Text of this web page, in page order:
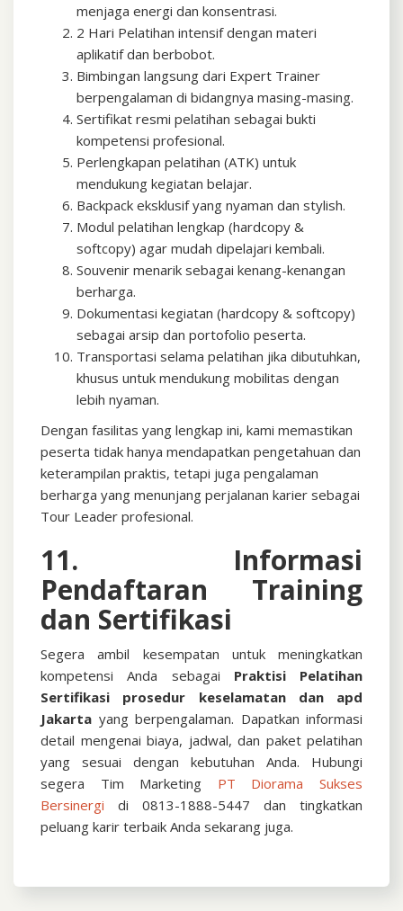
menjaga energi dan konsentrasi.
2 Hari Pelatihan intensif dengan materi
aplikatif dan berbobot.
Bimbingan langsung dari Expert Trainer
berpengalaman di bidangnya masing-masing.
Sertifikat resmi pelatihan sebagai bukti
kompetensi profesional.
Perlengkapan pelatihan (ATK) untuk
mendukung kegiatan belajar.
Backpack eksklusif yang nyaman dan stylish.
Modul pelatihan lengkap (hardcopy &
softcopy) agar mudah dipelajari kembali.
Souvenir menarik sebagai kenang-kenangan
berharga.
Dokumentasi kegiatan (hardcopy & softcopy)
sebagai arsip dan portofolio peserta.
Transportasi selama pelatihan jika dibutuhkan,
khusus untuk mendukung mobilitas dengan
lebih nyaman.
Dengan fasilitas yang lengkap ini, kami memastikan
peserta tidak hanya mendapatkan pengetahuan dan
keterampilan praktis, tetapi juga pengalaman
berharga yang menunjang perjalanan karier sebagai
Tour Leader profesional.
11. Informasi
Pendaftaran Training
dan Sertifikasi
Segera ambil kesempatan untuk meningkatkan
kompetensi Anda sebagai Praktisi Pelatihan
Sertifikasi prosedur keselamatan dan apd
Jakarta yang berpengalaman. Dapatkan informasi
detail mengenai biaya, jadwal, dan paket pelatihan
yang sesuai dengan kebutuhan Anda. Hubungi
segera Tim Marketing PT Diorama Sukses
Bersinergi di 0813-1888-5447 dan tingkatkan
peluang karir terbaik Anda sekarang juga.